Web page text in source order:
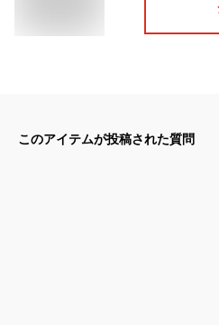
このアイテムが投稿された質問